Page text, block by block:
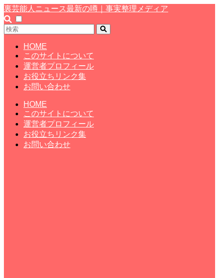
裏芸能人ニュース最新の噂｜事実整理メディア
HOME
このサイトについて
運営者プロフィール
お役立ちリンク集
お問い合わせ
HOME
このサイトについて
運営者プロフィール
お役立ちリンク集
お問い合わせ